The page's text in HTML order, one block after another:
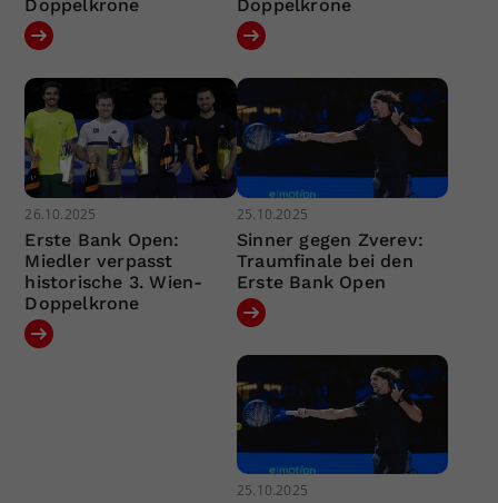
Doppelkrone Doppelkrone
26.10.2025
Erste Bank Open:
Miedler verpasst
historische 3. Wien-
Doppelkrone
25.10.2025
Sinner gegen Zverev:
Traumfinale bei den
Erste Bank Open
25.10.2025